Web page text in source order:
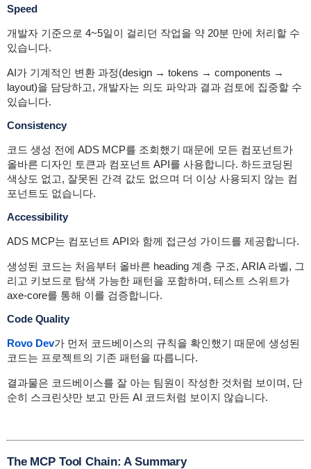
Speed
개발자 기준으로 4~5일이 걸리던 작업을 약 20분 만에 처리할 수
있습니다.
AI가 기계적인 변환 과정(design → tokens → components →
layout)을 담당하고, 개발자는 의도 파악과 결과 검토에 집중할 수
있습니다.
Consistency
코드 생성 전에 ADS MCP를 조회했기 때문에 모든 컴포넌트가
올바른 디자인 토큰과 컴포넌트 API를 사용합니다. 하드코딩된
색상도 없고, 잘못된 간격 값도 없으며 더 이상 사용되지 않는 컴
포넌트도 없습니다.
Accessibility
ADS MCP는 컴포넌트 API와 함께 접근성 가이드를 제공합니다.
생성된 코드는 처음부터 올바른 heading 계층 구조, ARIA 라벨, 그
리고 키보드로 탐색 가능한 패턴을 포함하며, 테스트 스위트가
axe-core를 통해 이를 검증합니다.
Code Quality
Rovo Dev가 먼저 코드베이스의 규칙을 확인했기 때문에 생성된
코드는 프로젝트의 기존 패턴을 따릅니다.
결과물은 코드베이스를 잘 아는 팀원이 작성한 것처럼 보이며, 단
순히 스크린샷만 보고 만든 AI 코드처럼 보이지 않습니다.
The MCP Tool Chain: A Summary